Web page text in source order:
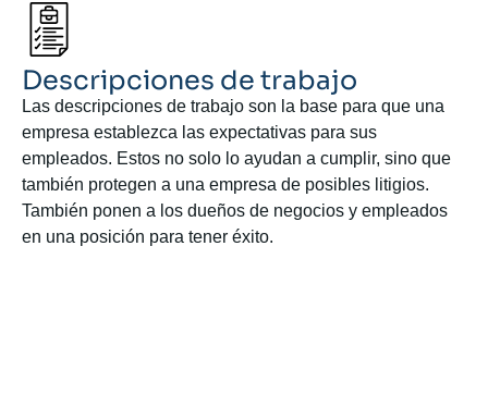
Descripciones de trabajo
Las descripciones de trabajo son la base para que una
empresa establezca las expectativas para sus
empleados. Estos no solo lo ayudan a cumplir, sino que
también protegen a una empresa de posibles litigios.
También ponen a los dueños de negocios y empleados
en una posición para tener éxito.